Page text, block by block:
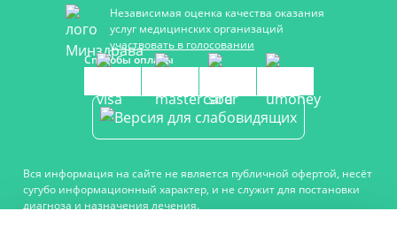
Независимая оценка качества оказания
услуг медицинских организаций
участвовать в голосовании
Способы оплаты
Вся информация на сайте не является публичной офертой, несёт
сугубо информационный характер, и не служит для постановки
диагноза и назначения лечения.